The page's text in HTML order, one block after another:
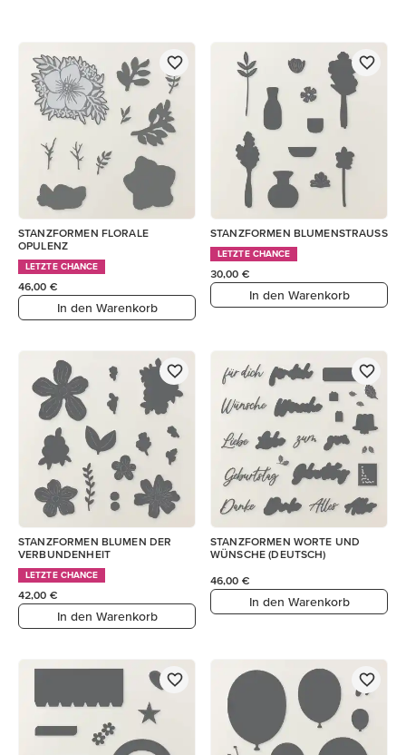
STANZFORMEN FLORALE
OPULENZ
LETZTE CHANCE
46,00 €
In den Warenkorb
STANZFORMEN BLUMENSTRAUSS
LETZTE CHANCE
30,00 €
In den Warenkorb
STANZFORMEN BLUMEN DER
VERBUNDENHEIT
LETZTE CHANCE
42,00 €
In den Warenkorb
STANZFORMEN WORTE UND
WÜNSCHE (DEUTSCH)
46,00 €
In den Warenkorb